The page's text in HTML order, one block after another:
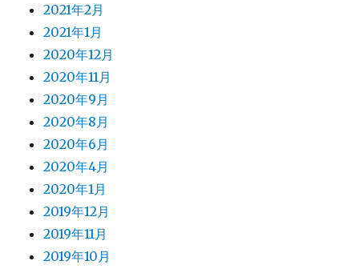
2021年2月
2021年1月
2020年12月
2020年11月
2020年9月
2020年8月
2020年6月
2020年4月
2020年1月
2019年12月
2019年11月
2019年10月